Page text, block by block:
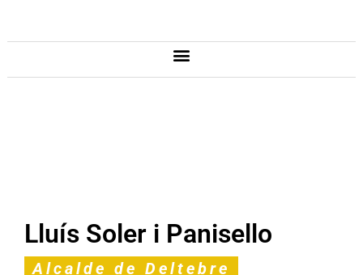
Lluís Soler i Panisello
Alcalde de Deltebre